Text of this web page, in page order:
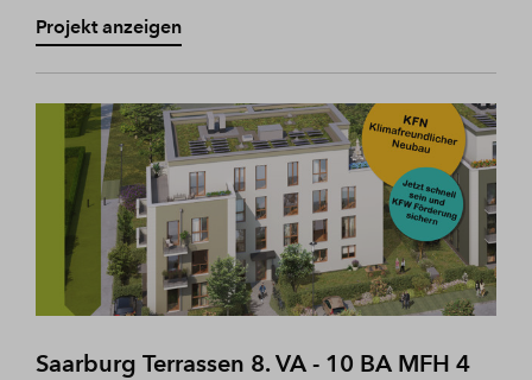
Projekt anzeigen
Saarburg Terrassen 8. VA - 10 BA MFH 4